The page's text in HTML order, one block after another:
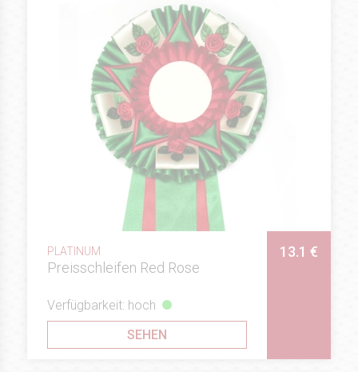
PLATINUM
Preisschleifen Red Rose
13.1 €
Verfügbarkeit: hoch
SEHEN